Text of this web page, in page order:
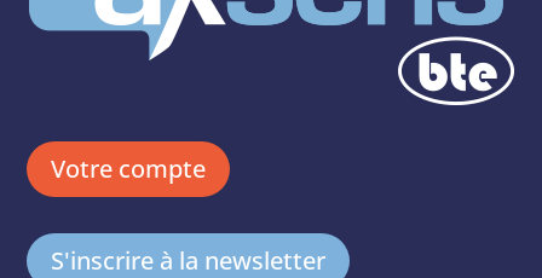
Votre compte
S'inscrire à la newsletter